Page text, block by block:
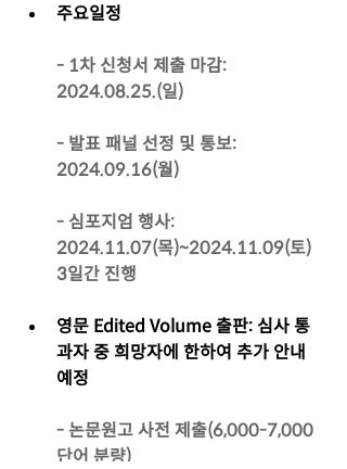
주요일정
- 1차 신청서 제출 마감:
2024.08.25.(일)
- 발표 패널 선정 및 통보:
2024.09.16(월)
- 심포지엄 행사:
2024.11.07(목)~2024.11.09(토)
3일간 진행
영문 Edited Volume 출판: 심사 통
과자 중 희망자에 한하여 추가 안내
예정
- 논문원고 사전 제출(6,000-7,000
단어 분량)